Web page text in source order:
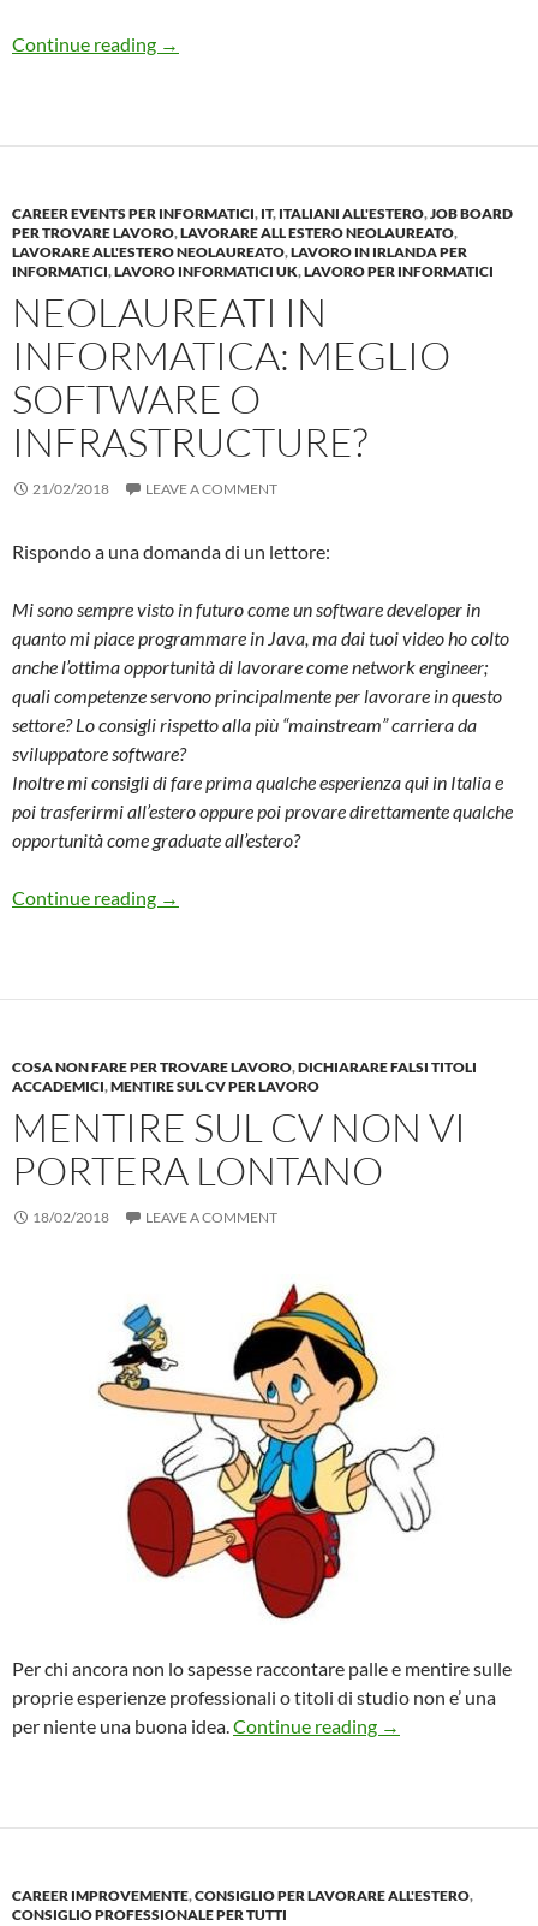
Continue reading ZONE DI LONDRA: Bromley by Bow
→
CAREER EVENTS PER INFORMATICI, IT, ITALIANI ALL'ESTERO,JOB BOARD
PER TROVARE LAVORO,LAVORARE ALL ESTERO NEOLAUREATO,
LAVORARE ALL'ESTERO NEOLAUREATO,LAVORO IN IRLANDA PER
INFORMATICI,LAVORO INFORMATICI UK,LAVORO PER INFORMATICI
NEOLAUREATI IN
INFORMATICA: MEGLIO
SOFTWARE O
INFRASTRUCTURE?
21/02/2018 LEAVE A COMMENT
Rispondo a una domanda di un lettore:
Mi sono sempre visto in futuro come un software developer in
quanto mi piace programmare in Java, ma dai tuoi video ho colto
anche l’ottima opportunità di lavorare come network engineer;
quali competenze servono principalmente per lavorare in questo
settore? Lo consigli rispetto alla più “mainstream” carriera da
sviluppatore software?
Inoltre mi consigli di fare prima qualche esperienza qui in Italia e
poi trasferirmi all’estero oppure poi provare direttamente qualche
opportunità come graduate all’estero?
Continue reading Neolaureati in Informatica: meglio
→
COSA NON FARE PER TROVARE LAVORO,DICHIARARE FALSI TITOLI
ACCADEMICI,MENTIRE SUL CV PER LAVORO
MENTIRE SUL CV NON VI
PORTERA LONTANO
18/02/2018 LEAVE A COMMENT
Per chi ancora non lo sapesse raccontare palle e mentire sulle
proprie esperienze professionali o titoli di studio non e’ una
per niente una buona idea.Continue reading MENTIRE sul CV
→
CAREER IMPROVEMENTE,CONSIGLIO PER LAVORARE ALL'ESTERO,
CONSIGLIO PROFESSIONALE PER TUTTI